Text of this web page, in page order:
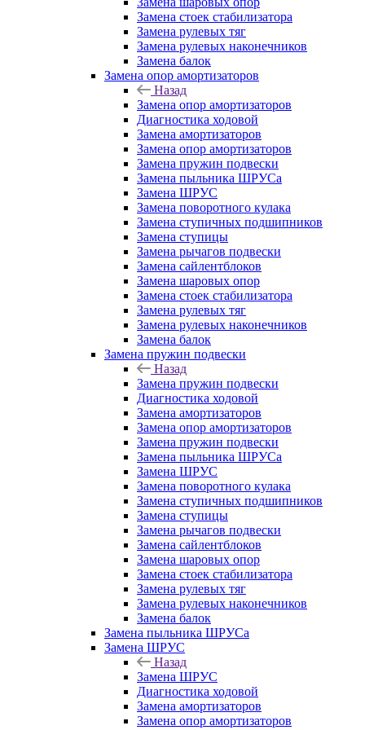
Замена стоек стабилизатора
Замена рулевых тяг
Замена рулевых наконечников
Замена балок
Замена опор амортизаторов
Назад
Замена опор амортизаторов
Диагностика ходовой
Замена амортизаторов
Замена опор амортизаторов
Замена пружин подвески
Замена пыльника ШРУСа
Замена ШРУС
Замена поворотного кулака
Замена ступичных подшипников
Замена ступицы
Замена рычагов подвески
Замена сайлентблоков
Замена шаровых опор
Замена стоек стабилизатора
Замена рулевых тяг
Замена рулевых наконечников
Замена балок
Замена пружин подвески
Назад
Замена пружин подвески
Диагностика ходовой
Замена амортизаторов
Замена опор амортизаторов
Замена пружин подвески
Замена пыльника ШРУСа
Замена ШРУС
Замена поворотного кулака
Замена ступичных подшипников
Замена ступицы
Замена рычагов подвески
Замена сайлентблоков
Замена шаровых опор
Замена стоек стабилизатора
Замена рулевых тяг
Замена рулевых наконечников
Замена балок
Замена пыльника ШРУСа
Замена ШРУС
Назад
Замена ШРУС
Диагностика ходовой
Замена амортизаторов
Замена опор амортизаторов